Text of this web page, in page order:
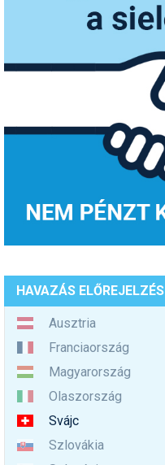
HAVAZÁS ELŐREJELZÉS
Ausztria
Franciaország
Magyarország
Olaszország
Svájc
Szlovákia